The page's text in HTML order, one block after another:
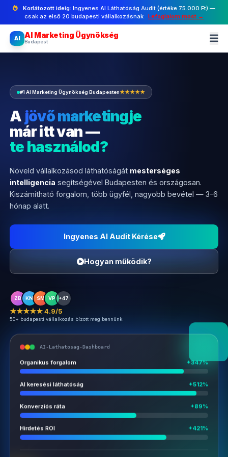
Korlátozott ideig: Ingyenes AI Láthatóság Audit (értéke 75.000 Ft) —
csak az első 20 budapesti vállalkozásnak
Lefoglalom most →
AI AI Marketing Ügynökség
Budapest
#1 AI Marketing Ügynökség Budapesten★★★★★
A jövő marketingje
már itt van —
te használod?
Növeld vállalkozásod láthatóságát mesterséges
intelligencia segítségével Budapesten és országosan.
Kiszámítható forgalom, több ügyfél, nagyobb bevétel — 3-6
hónap alatt.
Ingyenes AI Audit Kérése
Hogyan működik?
ZB KN SM VP +47
★★★★★ 4.9/5
50+ budapesti vállalkozás bízott meg bennünk
Organikus forgalom +347%
AI keresési láthatóság +512%
Konverziós ráta +89%
Hirdetés ROI +421%